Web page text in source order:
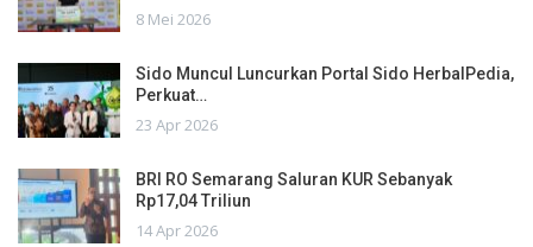
8 Mei 2026
Sido Muncul Luncurkan Portal Sido HerbalPedia,
Perkuat…
23 Apr 2026
BRI RO Semarang Saluran KUR Sebanyak
Rp17,04 Triliun
14 Apr 2026